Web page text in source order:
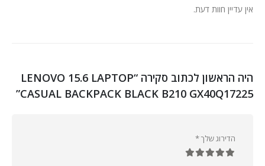
אין עדיין חוות דעת.
היה הראשון לכתוב סקירה “LENOVO 15.6 LAPTOP
CASUAL BACKPACK BLACK B210 GX40Q17225”
הדירוג שלך*